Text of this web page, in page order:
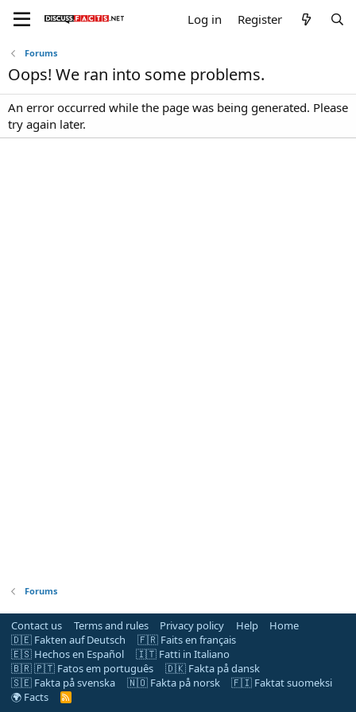
Log in Register
Forums
Oops! We ran into some problems.
An error occurred while the page was being generated. Please
try again later.
Forums
Contact us Terms and rules Privacy policy Help
Home
🇩🇪 Fakten auf Deutsch
🇫🇷 Faits en français
🇪🇸 Hechos en Español
🇮🇹 Fatti in Italiano
🇧🇷 🇵🇹 Fatos em português
🇩🇰 Fakta på dansk
🇸🇪 Fakta på svenska
🇳🇴 Fakta på norsk
🇫🇮 Faktat suomeksi
🌍 Facts
R